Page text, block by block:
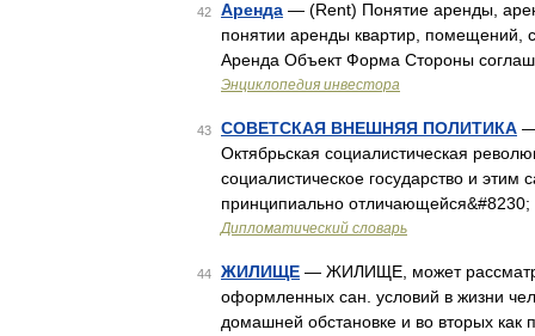
42 Аренда — (Rent) Понятие аренды,
понятии аренды квартир, помещений,
Аренда Объект Форма Стороны
Энциклопедия инвестора
43 СОВЕТСКАЯ ВНЕШНЯЯ ПОЛИТИКА —
Октябрьская социалистическая
социалистическое государство и
принципиально
Дипломатический словарь
44 ЖИЛИЩЕ — ЖИЛИЩЕ, может
оформленных сан. условий в жизни
домашней обстановке и во вторых